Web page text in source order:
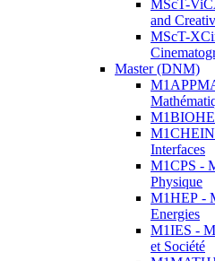
MScT-
and
MScT-
Master (DNM)
Interfaces
M1CPS -
Physique
M1HEP -
Energies
M1IES -
et Société